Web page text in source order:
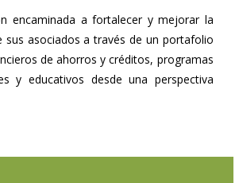
encaminada a fortalecer y mejorar la
sus asociados a través de un portafolio
de ahorros y créditos, programas
y educativos desde una perspectiva